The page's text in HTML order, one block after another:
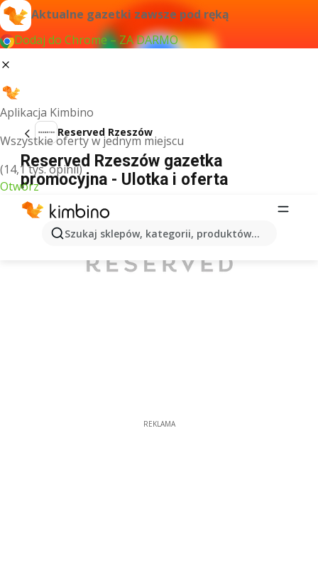
Aktualne gazetki zawsze pod ręką
Dodaj do Chrome – ZA DARMO
Aplikacja Kimbino
Wszystkie oferty w jednym miejscu
(14,1 tys. opinii)
Otwórz
Szukaj sklepów, kategorii, produktów...
Reserved Rzeszów
Reserved Rzeszów gazetka
promocyjna - Ulotka i oferta
REKLAMA